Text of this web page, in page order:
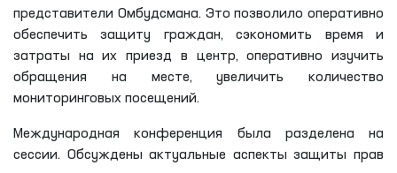
правозащитными учреждениями ряда зарубежных
стран. Омбудсман стал полноправным членом таких
международных объединений, как Международный
институт омбудсмана, Европейский институт
омбудсмана, Ассоциация омбудсменов Азии,
институтов по правам человека, Евразийских альянс
омбудсменов.